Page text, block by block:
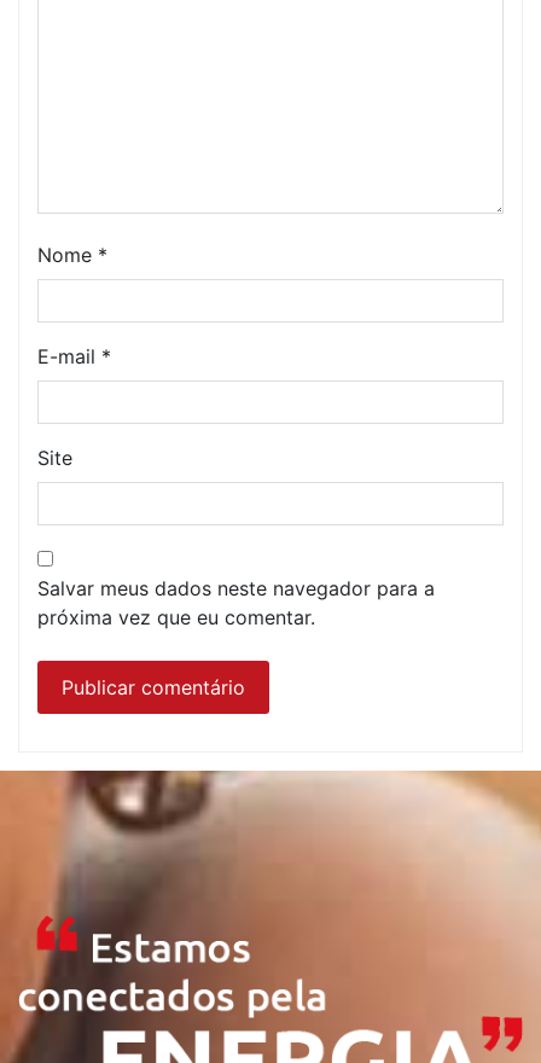
Nome *
E-mail *
Site
Salvar meus dados neste navegador para a
próxima vez que eu comentar.